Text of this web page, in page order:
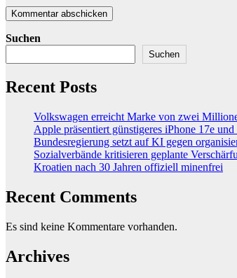
Suchen
Suchen
Recent Posts
Volkswagen erreicht Marke von zwei
Apple präsentiert günstigeres iPhone 17e
Bundesregierung setzt auf KI gegen
Sozialverbände kritisieren geplante
Kroatien nach 30 Jahren offiziell minenfrei
Recent Comments
Es sind keine Kommentare vorhanden.
Archives